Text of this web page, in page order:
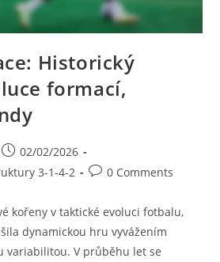
Historický
formací,
Post
published:
02/02/2026
3-1-4-2
Post0 Comments
kořeny v taktické evoluci fotbalu,
dynamickou hru vyvážením
variabilitou. V průběhu let se